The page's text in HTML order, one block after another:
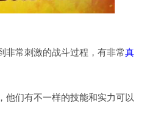
非常刺激的战斗过程，有非常真
他们有不一样的技能和实力可以